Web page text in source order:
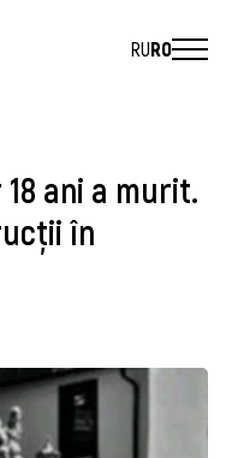
RURO
18 ani a murit.
în